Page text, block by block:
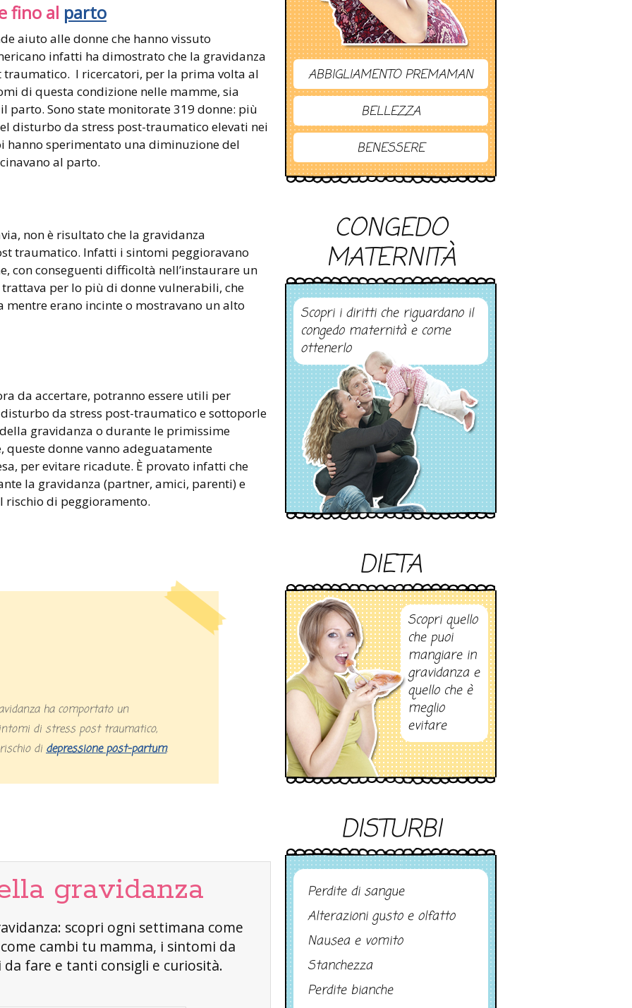
fino al parto
aiuto alle donne che hanno vissuto
infatti ha dimostrato che la gravidanza
traumatico. I ricercatori, per la prima volta al
di questa condizione nelle mamme, sia
parto. Sono state monitorate 319 donne: più
disturbo da stress post-traumatico elevati nei
hanno sperimentato una diminuzione del
al parto.
non è risultato che la gravidanza
traumatico. Infatti i sintomi peggioravano
con conseguenti difficoltà nell’instaurare un
per lo più di donne vulnerabili, che
erano incinte o mostravano un alto
da accertare, potranno essere utili per
da stress post-traumatico e sottoporle
gravidanza o durante le primissime
donne vanno adeguatamente
per evitare ricadute. È provato infatti che
la gravidanza (partner, amici, parenti) e
di peggioramento.
ha comportato un
di stress post traumatico,
di depressione post-partum.
gravidanza
scopri ogni settimana come
cambi tu mamma, i sintomi da
da fare e tanti consigli e curiosità.
ABBIGLIAMENTO PREMAMAN
BELLEZZA
BENESSERE
CONGEDO
MATERNITÀ
Scopri i diritti che riguardano il
congedo maternità e come
ottenerlo
DIETA
Scopri quello
che puoi
mangiare in
gravidanza e
quello che è
meglio
evitare
DISTURBI
Perdite di sangue
Alterazioni gusto e olfatto
Nausea e vomito
Stanchezza
Perdite bianche